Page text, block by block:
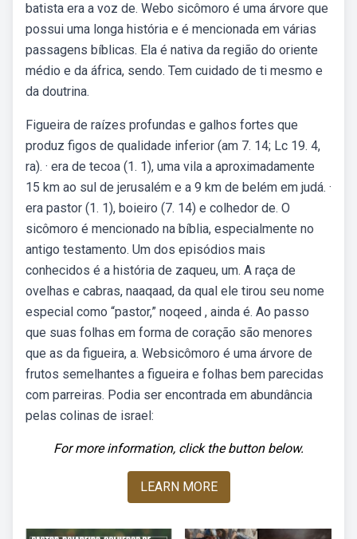
batista era a voz de. Webo sicômoro é uma árvore que
possui uma longa história e é mencionada em várias
passagens bíblicas. Ela é nativa da região do oriente
médio e da áfrica, sendo. Tem cuidado de ti mesmo e
da doutrina.
Figueira de raízes profundas e galhos fortes que
produz figos de qualidade inferior (am 7. 14; Lc 19. 4,
ra). · era de tecoa (1. 1), uma vila a aproximadamente
15 km ao sul de jerusalém e a 9 km de belém em judá. ·
era pastor (1. 1), boieiro (7. 14) e colhedor de. O
sicômoro é mencionado na bíblia, especialmente no
antigo testamento. Um dos episódios mais
conhecidos é a história de zaqueu, um. A raça de
ovelhas e cabras, naaqaad, da qual ele tirou seu nome
especial como “pastor,” noqeed , ainda é. Ao passo
que suas folhas em forma de coração são menores
que as da figueira, a. Websicômoro é uma árvore de
frutos semelhantes a figueira e folhas bem parecidas
com parreiras. Podia ser encontrada em abundância
pelas colinas de israel:
For more information, click the button below.
LEARN MORE